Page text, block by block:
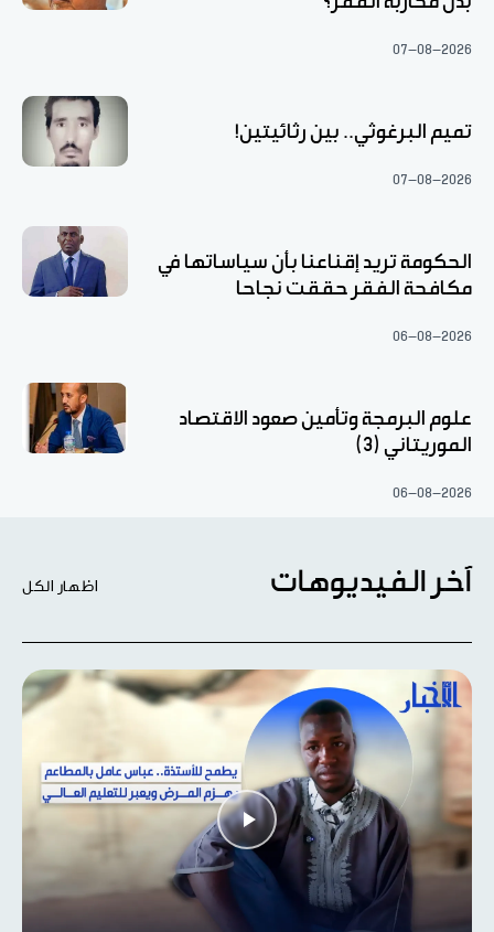
07-08-2026
تميم البرغوثي.. بين رثائيتين!
07-08-2026
الحكومة تريد إقناعنا بأن سياساتها في
مكافحة الفقر حققت نجاحا
06-08-2026
علوم البرمجة وتأمين صعود الاقتصاد
الموريتاني (3)
06-08-2026
آخر الفيديوهات اظهار الكل